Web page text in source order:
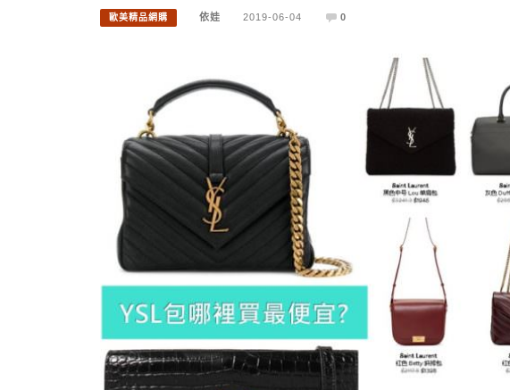
歐美精品網購 依娃 2019-06-04 0